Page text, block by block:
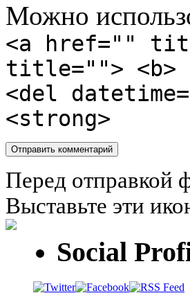
Можно
<a href=""
title=""> <b>
<del
<strong>
Перед отправкой
Выставьте эти
Social